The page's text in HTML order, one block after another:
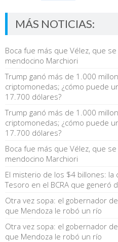
MÁS NOTICIAS:
Boca fue más que Vélez, que
mendocino Marchiori
Trump ganó más de 1.000
criptomonedas; ¿cómo puede
17.700 dólares?
Trump ganó más de 1.000
criptomonedas; ¿cómo puede
17.700 dólares?
Boca fue más que Vélez, que
mendocino Marchiori
El misterio de los $4 billones:
Tesoro en el BCRA que generó
Otra vez sopa: el gobernador
que Mendoza le robó un río
Otra vez sopa: el gobernador
que Mendoza le robó un río